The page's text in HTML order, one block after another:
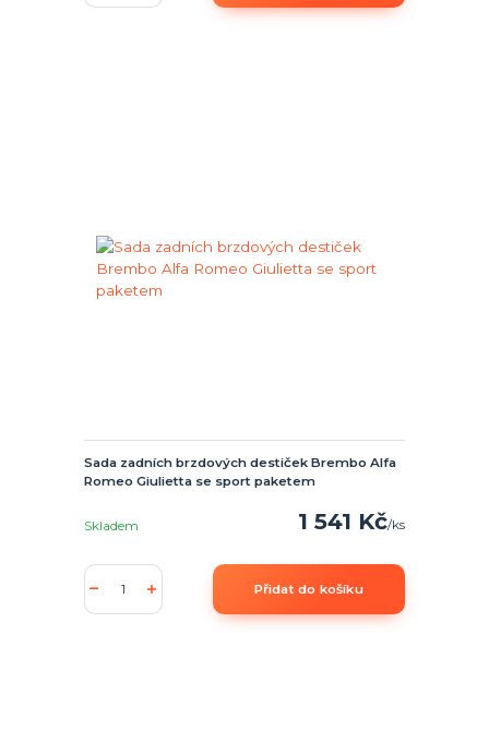
Sada zadních brzdových destiček Brembo Alfa
Romeo Giulietta se sport paketem
1 541 Kč/ks
Skladem
Přidat do košíku